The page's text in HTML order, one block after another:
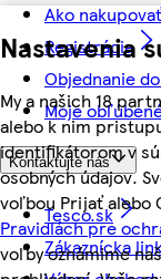
Nastavenia
My a našich 18
alebo k nim
identifikátorom v
osobných údajov.
voľbou Prijať alebo
Pravidlách pre
voľby oznámime
Ako nakupovať
Registrácia
Objednanie
Moje
Kontaktujte nás
Tesco.sk
Zákaznícka